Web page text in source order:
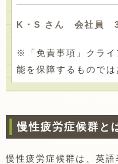
K・S さん 会社員
※「免責事項」クライ
能を保障するものでは
慢性疲労症候群と
慢性疲労症候群は、英